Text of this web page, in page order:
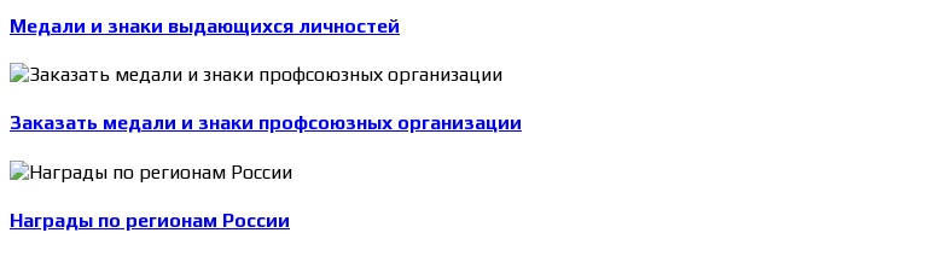
Медали и знаки выдающихся личностей
Заказать медали и знаки профсоюзных организации
Награды по регионам России